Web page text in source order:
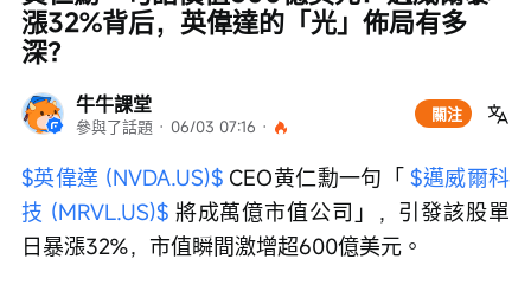
牛牛課堂
參與了話題 · 06/03 07:16 ·
關注
漲32%背后，英偉達的「光」佈局有多
深？
$英偉達 (NVDA.US)$ CEO黄仁勳一句「 $邁威爾科
技 (MRVL.US)$ 將成萬億市值公司」，引發該股單
日暴漲32%，市值瞬間激增超600億美元。